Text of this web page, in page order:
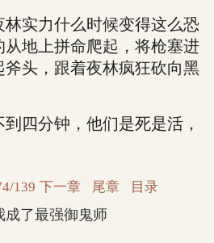
实力什么时候变得这么恐
地上拼命爬起，将枪塞进
头，跟着夜林疯狂砍向黑
分钟，他们是死是活，
139 下一章 尾章 目录
成了最强御鬼师